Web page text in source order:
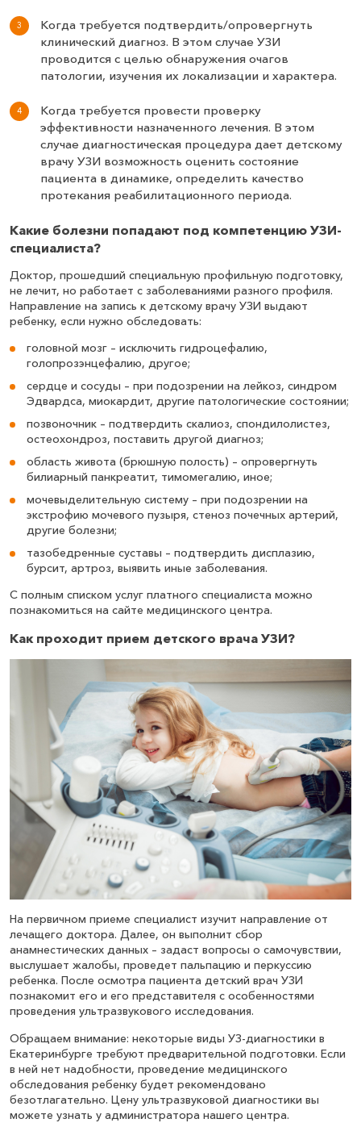
Когда требуется подтвердить/опровергнуть
клинический диагноз. В этом случае УЗИ
проводится с целью обнаружения очагов
патологии, изучения их локализации и характера.
Когда требуется провести проверку
эффективности назначенного лечения. В этом
случае диагностическая процедура дает детскому
врачу УЗИ возможность оценить состояние
пациента в динамике, определить качество
протекания реабилитационного периода.
Какие болезни попадают под компетенцию УЗИ-
специалиста?
Доктор, прошедший специальную профильную подготовку,
не лечит, но работает с заболеваниями разного профиля.
Направление на запись к детскому врачу УЗИ выдают
ребенку, если нужно обследовать:
головной мозг – исключить гидроцефалию,
голопрозэнцефалию, другое;
сердце и сосуды – при подозрении на лейкоз, синдром
Эдвардса, миокардит, другие патологические состоянии;
позвоночник – подтвердить скалиоз, спондилолистез,
остеохондроз, поставить другой диагноз;
область живота (брюшную полость) – опровергнуть
билиарный панкреатит, тимомегалию, иное;
мочевыделительную систему – при подозрении на
экстрофию мочевого пузыря, стеноз почечных артерий,
другие болезни;
тазобедренные суставы – подтвердить дисплазию,
бурсит, артроз, выявить иные заболевания.
С полным списком услуг платного специалиста можно
познакомиться на сайте медицинского центра.
Как проходит прием детского врача УЗИ?
На первичном приеме специалист изучит направление от
лечащего доктора. Далее, он выполнит сбор
анамнестических данных – задаст вопросы о самочувствии,
выслушает жалобы, проведет пальпацию и перкуссию
ребенка. После осмотра пациента детский врач УЗИ
познакомит его и его представителя с особенностями
проведения ультразвукового исследования.
Обращаем внимание: некоторые виды УЗ-диагностики в
Екатеринбурге требуют предварительной подготовки. Если
в ней нет надобности, проведение медицинского
обследования ребенку будет рекомендовано
безотлагательно. Цену ультразвуковой диагностики вы
можете узнать у администратора нашего центра.